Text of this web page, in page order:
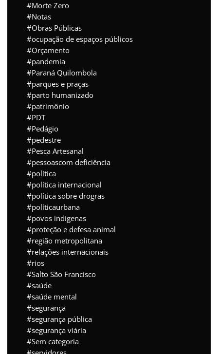
Morte Zero
Notas
Obras Públicas
ocupação de espaços públicos
Orçamento
pandemia
Paraná Quilombola
parques e praças
parto humanizado
patrimônio
PDT
Pedágio
pedestre
Pesca Artesanal
pessoascom deficiência
política
política internacional
política sobre drogras
políticaurbana
povos indígenas
proteção e defesa animal
região metropolitana
relações internacionais
rios
Salto São Francisco
saúde
saúde mental
segurança
segurança pública
segurança viária
Sem categoria